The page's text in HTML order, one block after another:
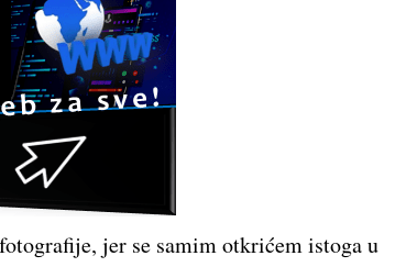
jer se samim otkrićem istoga u